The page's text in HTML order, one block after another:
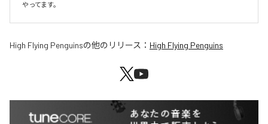
やってます。
High Flying Penguinsの他のリリース： High Flying Penguins